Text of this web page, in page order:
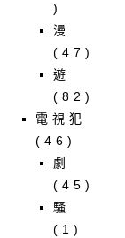
)
漫
(47)
遊
(82)
電視犯
(46)
劇
(45)
騷
(1)